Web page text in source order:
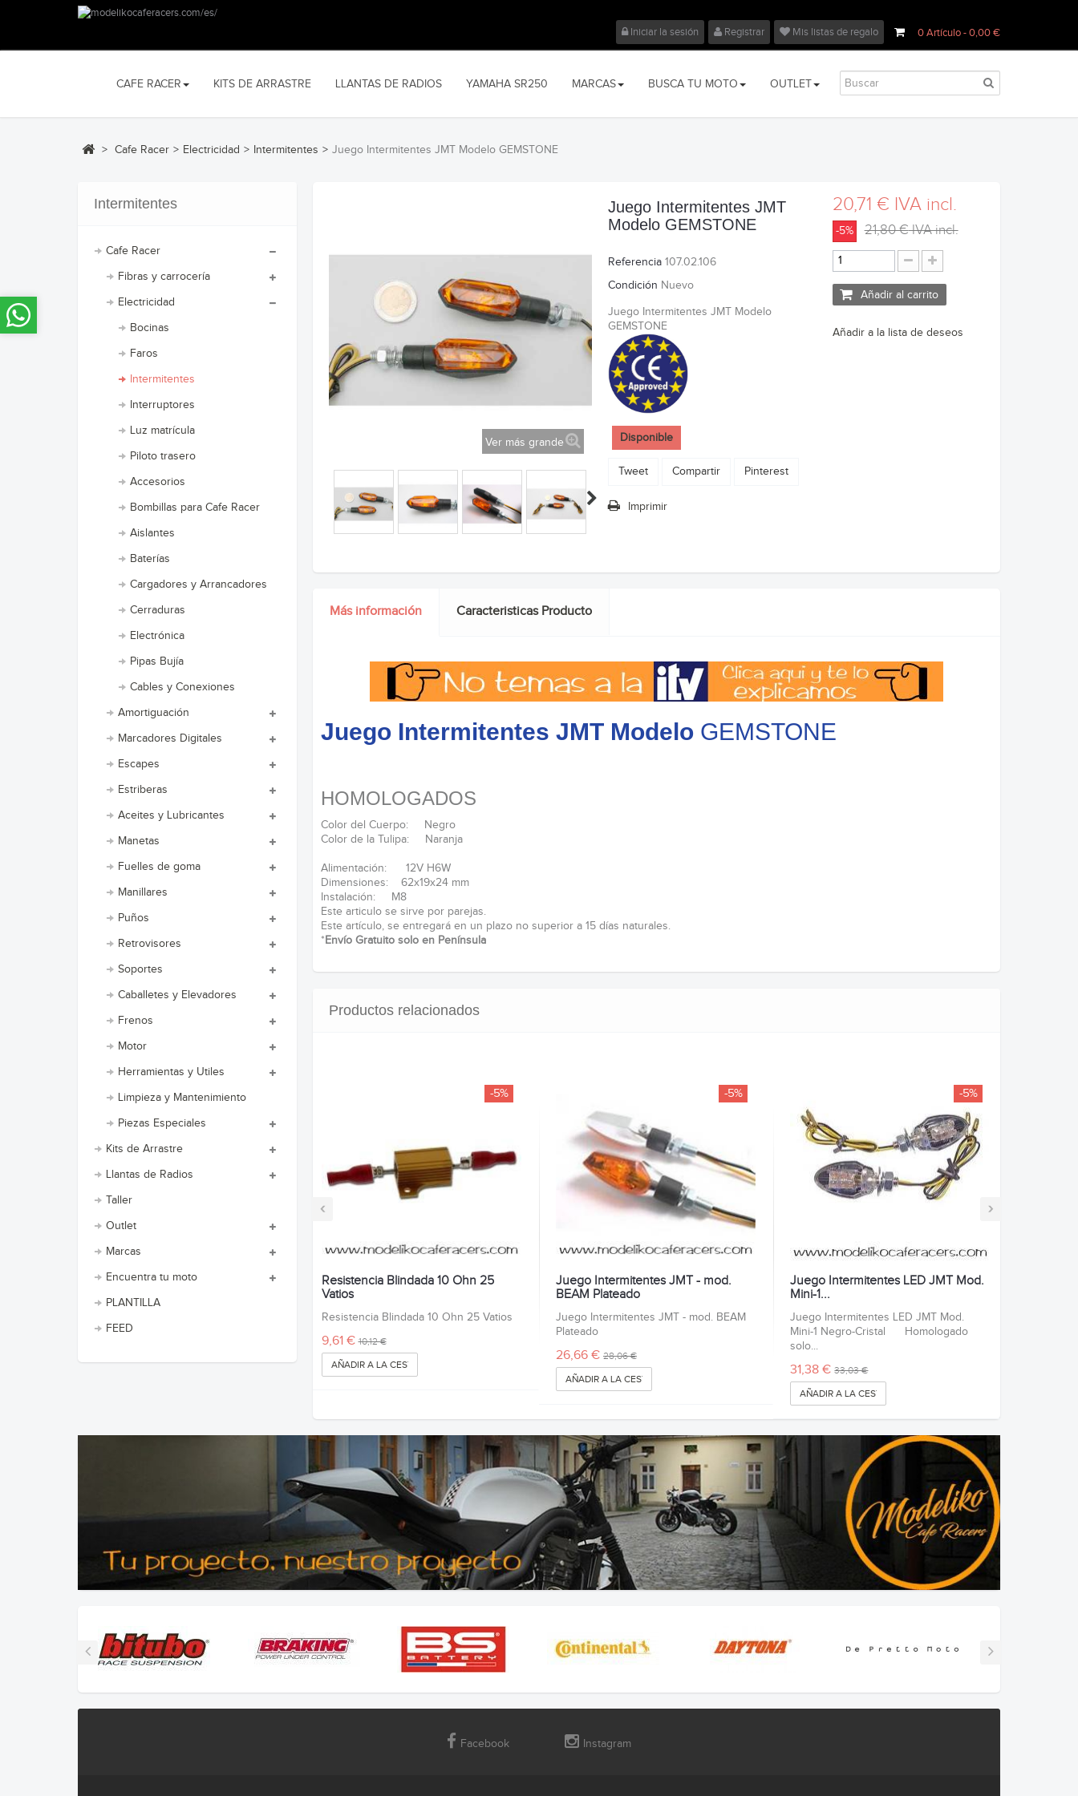
0Artículo- 0,00 €
Iniciar la sesión Registrar Mis listas de regalo
CAFE RACER KITS DE ARRASTRE LLANTAS DE RADIOS YAMAHA SR250 MARCAS BUSCA TU MOTO OUTLET
> Cafe Racer > Electricidad > Intermitentes > Juego Intermitentes JMT Modelo GEMSTONE
Intermitentes
Cafe Racer
Fibras y carrocería
Electricidad
Bocinas
Faros
Intermitentes
Interruptores
Luz matrícula
Piloto trasero
Accesorios
Bombillas para Cafe Racer
Aislantes
Baterías
Cargadores y Arrancadores
Cerraduras
Electrónica
Pipas Bujía
Cables y Conexiones
Amortiguación
Marcadores Digitales
Escapes
Estriberas
Aceites y Lubricantes
Manetas
Fuelles de goma
Manillares
Puños
Retrovisores
Soportes
Caballetes y Elevadores
Frenos
Motor
Herramientas y Utiles
Limpieza y Mantenimiento
Piezas Especiales
Kits de Arrastre
Llantas de Radios
Taller
Outlet
Marcas
Encuentra tu moto
PLANTILLA
FEED
Ver más grande
Juego Intermitentes JMT
Modelo GEMSTONE
Referencia 107.02.106
Condición Nuevo
Juego Intermitentes JMT Modelo
GEMSTONE
Disponible
Tweet Compartir Pinterest
Imprimir
20,71 € IVA incl.
-5% 21,80 €IVA incl.
Añadir al carrito
Añadir a la lista de deseos
Más información Caracteristicas Producto
Juego Intermitentes JMT ModeloGEMSTONE
HOMOLOGADOS
Color del Cuerpo: Negro
Color de la Tulipa: Naranja
Alimentación: 12V H6W
Dimensiones: 62x19x24 mm
Instalación: M8
Este articulo se sirve por parejas.
Este artículo, se entregará en un plazo no superior a 15 días naturales.
* Envío Gratuito solo en Península
Productos relacionados
‹ ›
-5%
Resistencia Blindada 10 Ohn 25
Vatios
Resistencia Blindada 10 Ohn 25 Vatios
9,61 € 10,12 €
AÑADIR A LA CESTA
-5%
Juego Intermitentes JMT - mod.
BEAM Plateado
Juego Intermitentes JMT - mod. BEAM
Plateado
26,66 € 28,06 €
AÑADIR A LA CESTA
-5%
Juego Intermitentes LED JMT Mod.
Mini-1...
Juego Intermitentes LED JMT Mod.
Mini-1 Negro-Cristal Homologado
solo...
31,38 € 33,03 €
AÑADIR A LA CESTA
Facebook Instagram